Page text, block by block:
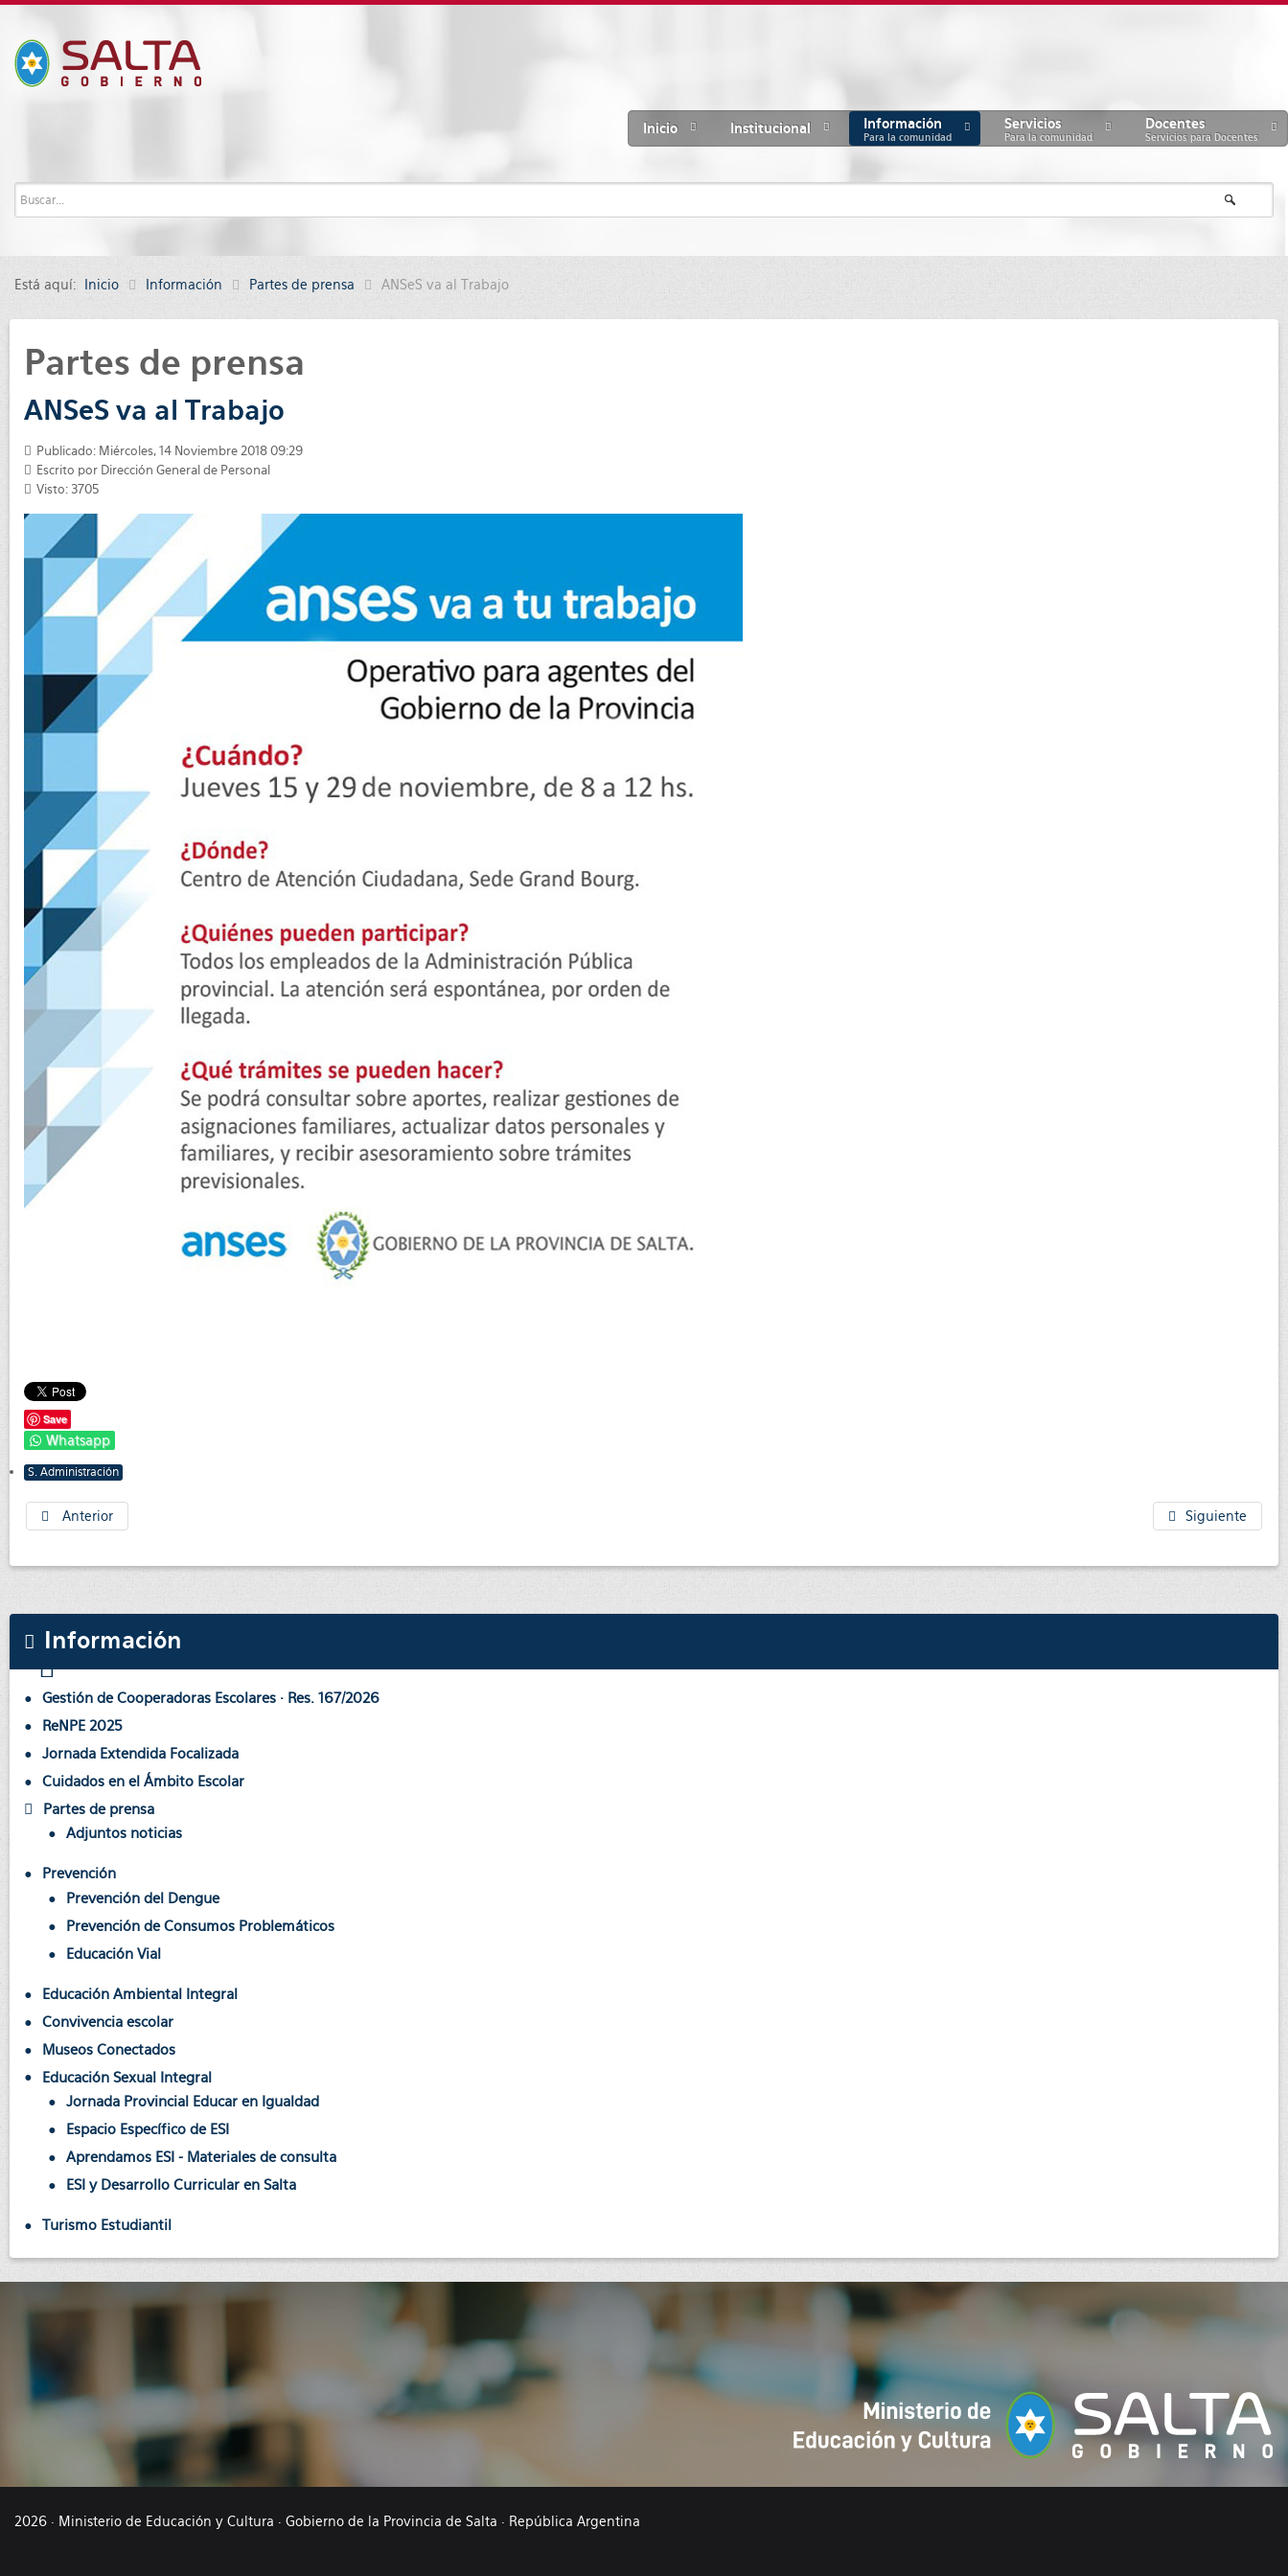
Inicio Institucional Información
Para la comunidad
Servicios
Para la comunidad
Docentes
Servicios para Docentes
Está aquí: Inicio Información Partes de prensa ANSeS va al Trabajo
Partes de prensa
ANSeS va al Trabajo
Publicado: Miércoles, 14 Noviembre 2018 09:29
Escrito por Dirección General de Personal
Visto: 3705
Save
Whatsapp
S. Administración
Anterior Siguiente
Información
Gestión de Cooperadoras Escolares · Res. 167/2026
ReNPE 2025
Jornada Extendida Focalizada
Cuidados en el Ámbito Escolar
Partes de prensa
Adjuntos noticias
Prevención
Prevención del Dengue
Prevención de Consumos Problemáticos
Educación Vial
Educación Ambiental Integral
Convivencia escolar
Museos Conectados
Educación Sexual Integral
Jornada Provincial Educar en Igualdad
Espacio Específico de ESI
Aprendamos ESI - Materiales de consulta
ESI y Desarrollo Curricular en Salta
Turismo Estudiantil
2026 · Ministerio de Educación y Cultura · Gobierno de la Provincia de Salta · República Argentina